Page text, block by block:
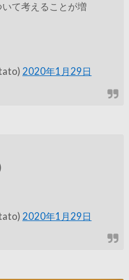
て考えることが増
2020年1月29日
2020年1月29日